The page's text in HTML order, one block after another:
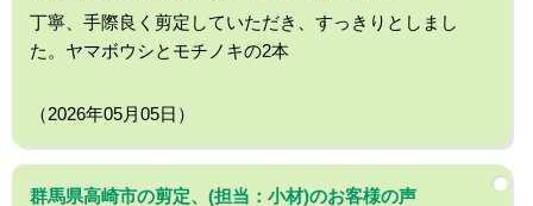
丁寧、手際良く剪定していただき、すっきりとしまし
た。ヤマボウシとモチノキの2本
（2026年05月05日）
群馬県高崎市の剪定、(担当：小材)のお客様の声